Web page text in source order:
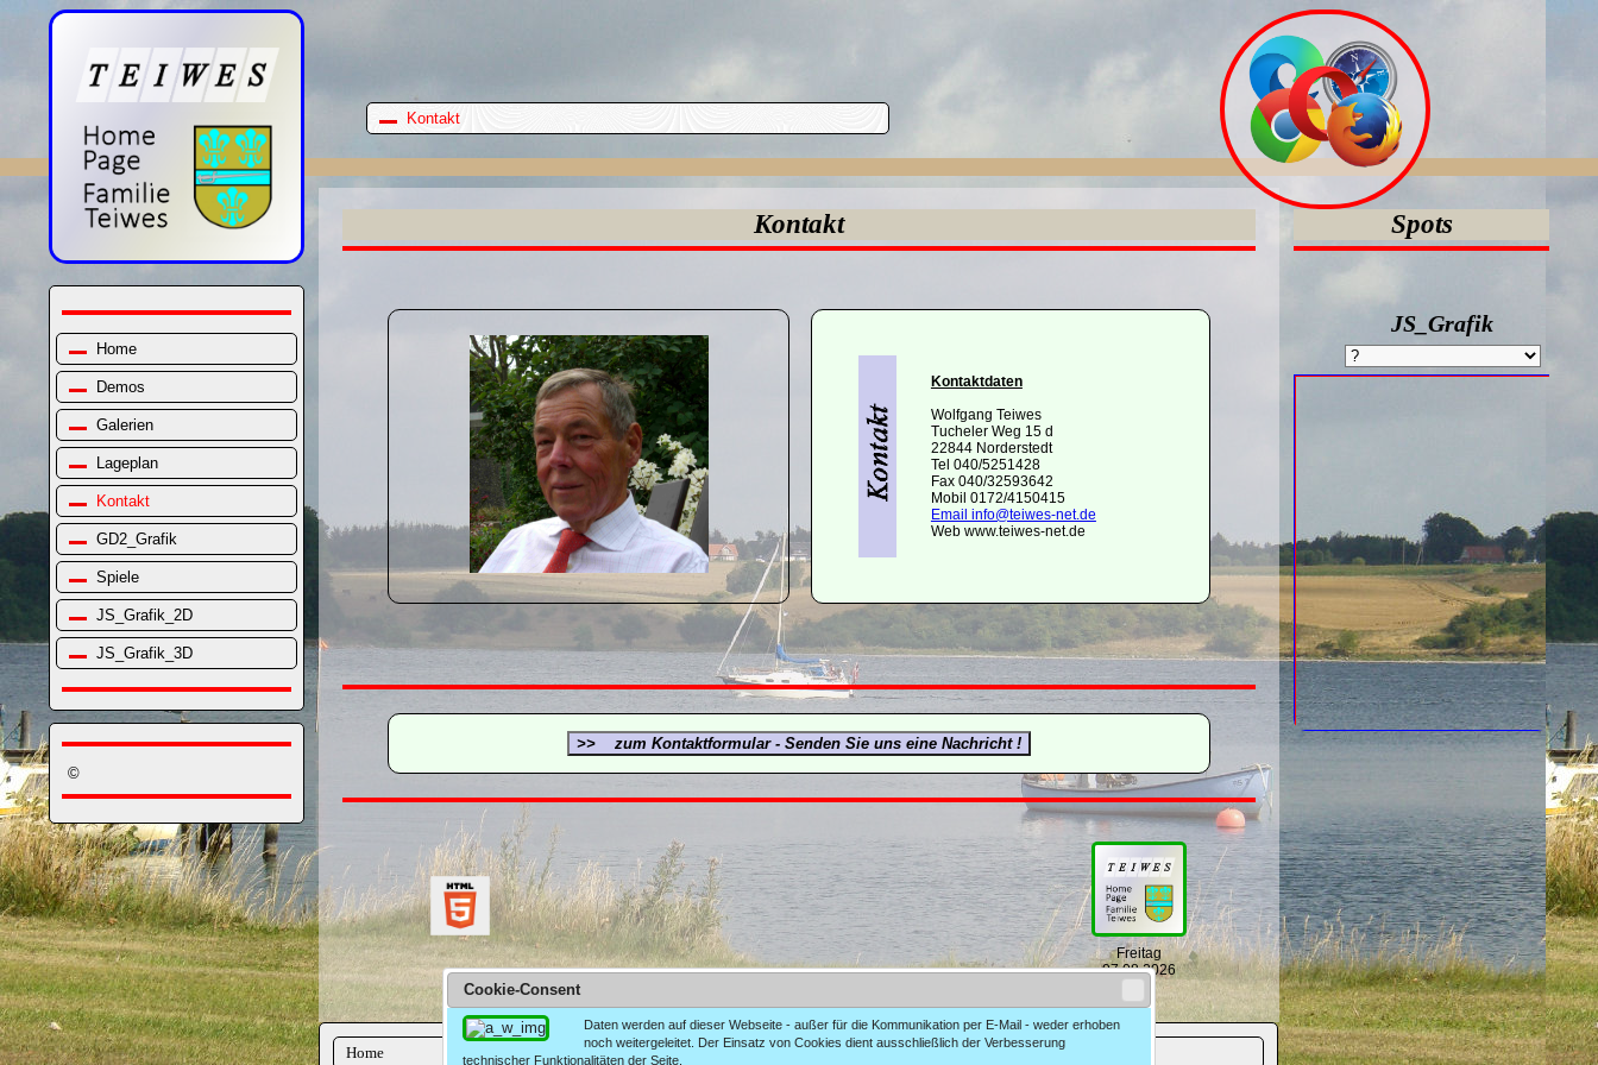
Home
Demos
Galerien
Lageplan
Kontakt
GD2_Grafik
Spiele
JS_Grafik_2D
JS_Grafik_3D
©
Kontakt
Kontakt
Kontaktdaten
Wolfgang Teiwes
Tucheler Weg 15 d
22844 Norderstedt
Tel 040/5251428
Fax 040/32593642
Mobil 0172/4150415
Email info@teiwes-net.de
Web www.teiwes-net.de
Freitag
07.08.2026
Spots
JS_Grafik
Home Kontakt Impressum
Cookie-Consent
Daten werden auf dieser Webseite - außer für die Kommunikation per E-Mail - weder erhoben
noch weitergeleitet. Der Einsatz von Cookies dient ausschließlich der Verbesserung
technischer Funktionalitäten der Seite.